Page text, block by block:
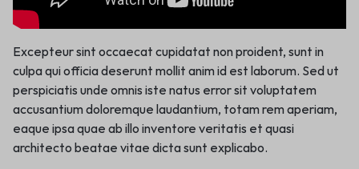
Excepteur sint occaecat cupidatat non proident, sunt in
culpa qui officia deserunt mollit anim id est laborum. Sed ut
perspiciatis unde omnis iste natus error sit voluptatem
accusantium doloremque laudantium, totam rem aperiam,
eaque ipsa quae ab illo inventore veritatis et quasi
architecto beatae vitae dicta sunt explicabo.